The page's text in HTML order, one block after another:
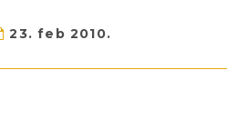
23. feb 2010.